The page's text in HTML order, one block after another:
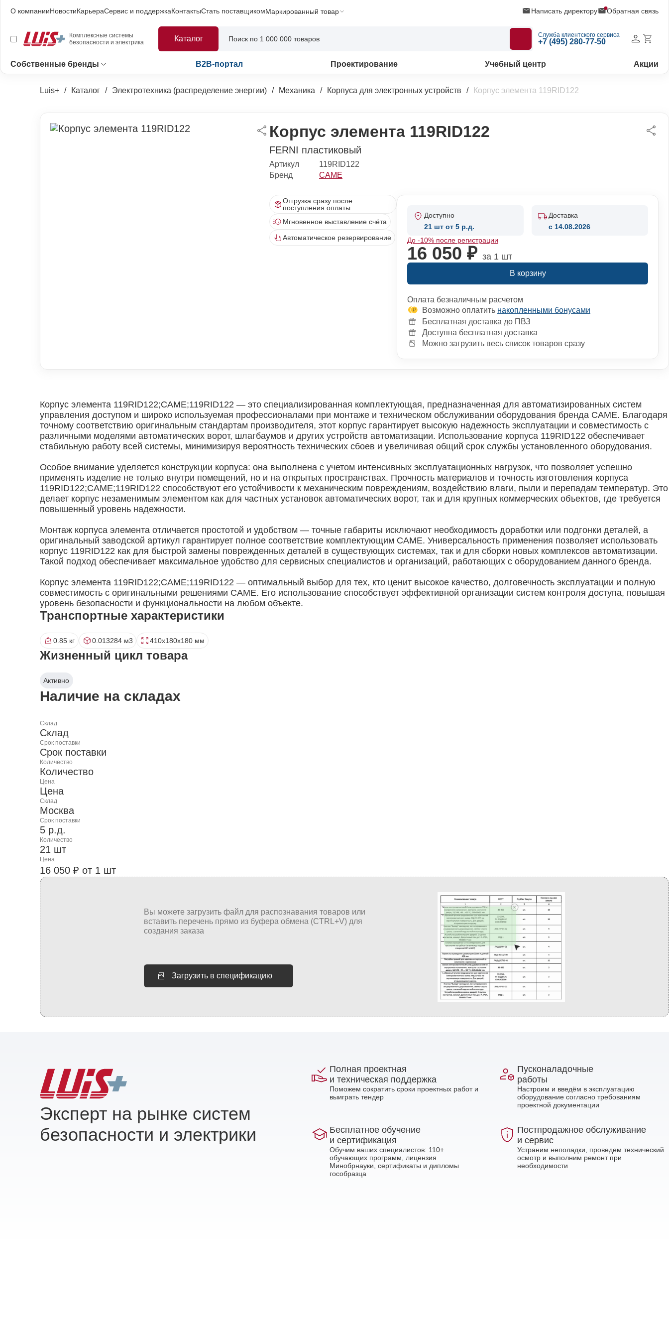
О компанииНовостиКарьераСервис и поддержкаКонтактыСтать поставщикомМаркированный товар Написать директору Обратная связь
Комплексные системы
безопасности и электрика
Каталог Служба клиентского сервиса
+7 (495) 280-77-50
Собственные бренды B2B-портал Проектирование Учебный центр Акции
Luis+ Каталог Электротехника (распределение энергии) Механика Корпуса для электронных устройств Корпус элемента 119RID122
Корпус элемента 119RID122
FERNI пластиковый
Артикул
119RID122
Бренд
CAME
Отгрузка сразу после
поступления оплаты
Мгновенное выставление счёта
Автоматическое резервирование
Доступно
21 шт от 5 р.д.
Доставка
c 14.08.2026
До -10% после регистрации
16 050 ₽ за 1 шт
В корзину
Оплата безналичным расчетом
Возможно оплатить накопленными бонусами
Бесплатная доставка до ПВЗ
Доступна бесплатная доставка
Можно загрузить весь список товаров сразу
Корпус элемента 119RID122;CAME;119RID122 — это специализированная комплектующая, предназначенная для автоматизированных систем
управления доступом и широко используемая профессионалами при монтаже и техническом обслуживании оборудования бренда CAME. Благодаря
точному соответствию оригинальным стандартам производителя, этот корпус гарантирует высокую надежность эксплуатации и совместимость с
различными моделями автоматических ворот, шлагбаумов и других устройств автоматизации. Использование корпуса 119RID122 обеспечивает
стабильную работу всей системы, минимизируя вероятность технических сбоев и увеличивая общий срок службы установленного оборудования.
Особое внимание уделяется конструкции корпуса: она выполнена с учетом интенсивных эксплуатационных нагрузок, что позволяет успешно
применять изделие не только внутри помещений, но и на открытых пространствах. Прочность материалов и точность изготовления корпуса
119RID122;CAME;119RID122 способствуют его устойчивости к механическим повреждениям, воздействию влаги, пыли и перепадам температур. Это
делает корпус незаменимым элементом как для частных установок автоматических ворот, так и для крупных коммерческих объектов, где требуется
повышенный уровень надежности.
Монтаж корпуса элемента отличается простотой и удобством — точные габариты исключают необходимость доработки или подгонки деталей, а
оригинальный заводской артикул гарантирует полное соответствие комплектующим CAME. Универсальность применения позволяет использовать
корпус 119RID122 как для быстрой замены поврежденных деталей в существующих системах, так и для сборки новых комплексов автоматизации.
Такой подход обеспечивает максимальное удобство для сервисных специалистов и организаций, работающих с оборудованием данного бренда.
Корпус элемента 119RID122;CAME;119RID122 — оптимальный выбор для тех, кто ценит высокое качество, долговечность эксплуатации и полную
совместимость с оригинальными решениями CAME. Его использование способствует эффективной организации систем контроля доступа, повышая
уровень безопасности и функциональности на любом объекте.
Транспортные характеристики
0.85 кг 0.013284 м3 410x180x180 мм
Жизненный цикл товара
Активно
Наличие на складах
Склад
Склад
Срок поставки
Срок поставки
Количество
Количество
Цена
Цена
Склад
Москва
Срок поставки
5 р.д.
Количество
21 шт
Цена
16 050 ₽ от 1 шт
Загрузить в спецификацию
Эксперт на рынке систем
безопасности и электрики
Полная проектная
и техническая поддержка
Поможем сократить сроки проектных работ и
выиграть тендер
Пусконаладочные
работы
Настроим и введём в эксплуатацию
оборудование согласно требованиям
проектной документации
Бесплатное обучение
и сертификация
Обучим ваших специалистов: 110+
обучающих программ, лицензия
Минобрнауки, сертификаты и дипломы
гособразца
Постпродажное обслуживание
и сервис
Устраним неполадки, проведем технический
осмотр и выполним ремонт при
необходимости